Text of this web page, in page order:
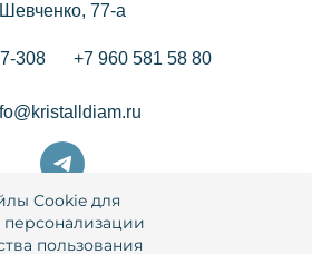
Шевченко, 77-a
308 +7 960 581 58 80
Кристаллдиам
Cookie для
пользования